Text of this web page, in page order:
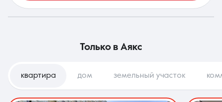
только в Аякс
квартира дом земельный участок